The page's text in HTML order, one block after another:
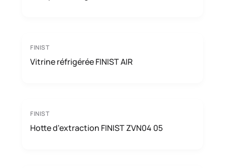
FINIST
Vitrine réfrigérée FINIST AIR
FINIST
Hotte d'extraction FINIST ZVN04 05